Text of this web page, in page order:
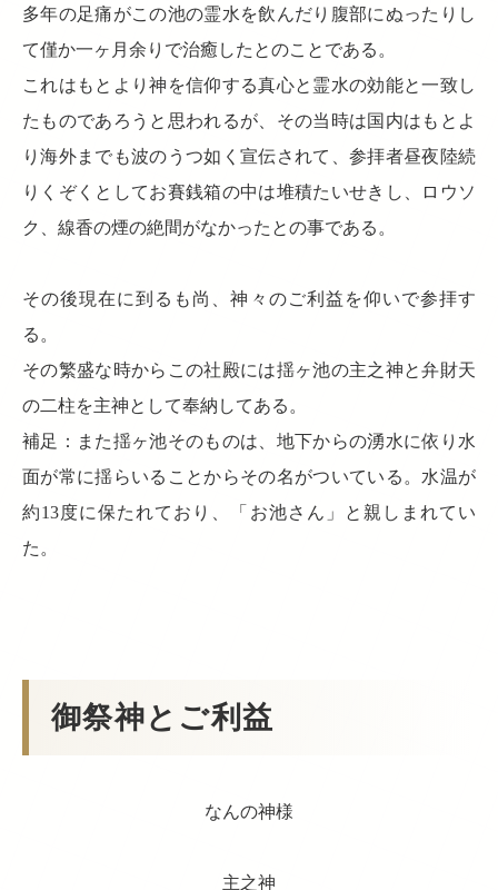
多年の足痛がこの池の霊水を飲んだり腹部にぬったりし
て僅か一ヶ月余りで治癒したとのことである。
これはもとより神を信仰する真心と霊水の効能と一致し
たものであろうと思われるが、その当時は国内はもとよ
り海外までも波のうつ如く宣伝されて、参拝者昼夜陸続
りくぞくとしてお賽銭箱の中は堆積たいせきし、ロウソ
ク、線香の煙の絶間がなかったとの事である。
その後現在に到るも尚、神々のご利益を仰いで参拝す
る。
その繁盛な時からこの社殿には揺ヶ池の主之神と弁財天
の二柱を主神として奉納してある。
補足：また揺ヶ池そのものは、地下からの湧水に依り水
面が常に揺らいることからその名がついている。水温が
約13度に保たれており、「お池さん」と親しまれてい
た。
御祭神とご利益
なんの神様
主之神